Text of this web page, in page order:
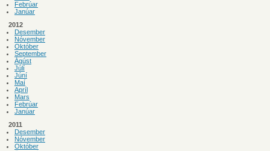
Febrúar
Janúar
2012
Desember
Nóvember
Október
September
Ágúst
Júlí
Júní
Maí
Apríl
Mars
Febrúar
Janúar
2011
Desember
Nóvember
Október